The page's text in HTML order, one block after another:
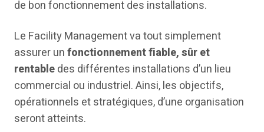
de bon fonctionnement des installations.
Le Facility Management va tout simplement
assurer unfonctionnement fiable, sûr et
rentabledes différentes installations d’un lieu
commercial ou industriel. Ainsi, les objectifs,
opérationnels et stratégiques, d’une organisation
seront atteints.